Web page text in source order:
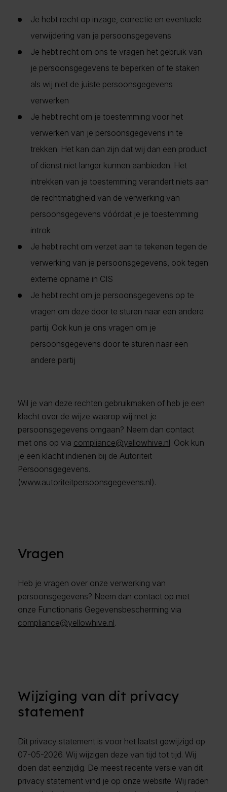
Je hebt recht op inzage, correctie en eventuele
verwijdering van je persoonsgegevens
Je hebt recht om ons te vragen het gebruik van
je persoonsgegevens te beperken of te staken
als wij niet de juiste persoonsgegevens
verwerken
Je hebt recht om je toestemming voor het
verwerken van je persoonsgegevens in te
trekken. Het kan dan zijn dat wij dan een product
of dienst niet langer kunnen aanbieden. Het
intrekken van je toestemming verandert niets aan
de rechtmatigheid van de verwerking van
persoonsgegevens vóórdat je je toestemming
introk
Je hebt recht om verzet aan te tekenen tegen de
verwerking van je persoonsgegevens, ook tegen
externe opname in CIS
Je hebt recht om je persoonsgegevens op te
vragen om deze door te sturen naar een andere
partij. Ook kun je ons vragen om je
persoonsgegevens door te sturen naar een
andere partij
Wil je van deze rechten gebruikmaken of heb je een
klacht over de wijze waarop wij met je
persoonsgegevens omgaan? Neem dan contact
met ons op via compliance@yellowhive.nl. Ook kun
je een klacht indienen bij de Autoriteit
Persoonsgegevens.
(www.autoriteitpersoonsgegevens.nl).
Vragen
Heb je vragen over onze verwerking van
persoonsgegevens? Neem dan contact op met
onze Functionaris Gegevensbescherming via
compliance@yellowhive.nl.
Wijziging van dit privacy
statement
Dit privacy statement is voor het laatst gewijzigd op
07-05-2026. Wij wijzigen deze van tijd tot tijd. Wij
doen dat eenzijdig. De meest recente versie van dit
privacy statement vind je op onze website. Wij raden